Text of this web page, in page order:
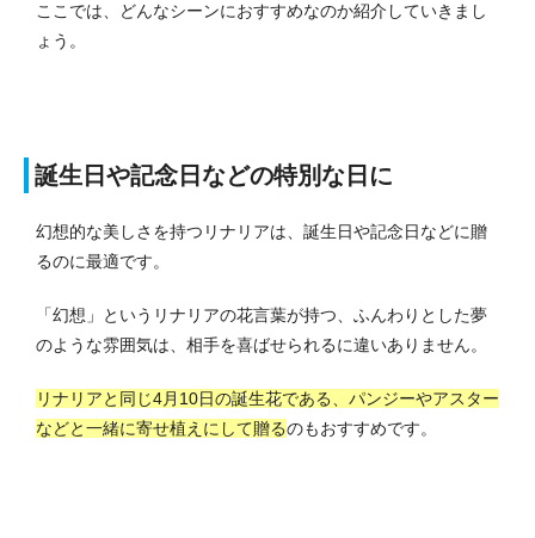
ここでは、どんなシーンにおすすめなのか紹介していきまし
ょう。
誕生日や記念日などの特別な日に
幻想的な美しさを持つリナリアは、誕生日や記念日などに贈
るのに最適です。
「幻想」というリナリアの花言葉が持つ、ふんわりとした夢
のような雰囲気は、相手を喜ばせられるに違いありません。
リナリアと同じ4月10日の誕生花である、パンジーやアスター
などと一緒に寄せ植えにして贈るのもおすすめです。